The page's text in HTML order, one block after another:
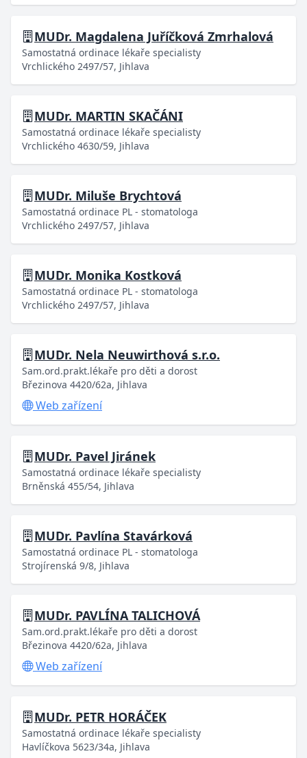
MUDr. Magdalena Juříčková Zmrhalová
Samostatná ordinace lékaře specialisty
Vrchlického 2497/57, Jihlava
MUDr. MARTIN SKAČÁNI
Samostatná ordinace lékaře specialisty
Vrchlického 4630/59, Jihlava
MUDr. Miluše Brychtová
Samostatná ordinace PL - stomatologa
Vrchlického 2497/57, Jihlava
MUDr. Monika Kostková
Samostatná ordinace PL - stomatologa
Vrchlického 2497/57, Jihlava
MUDr. Nela Neuwirthová s.r.o.
Sam.ord.prakt.lékaře pro děti a dorost
Březinova 4420/62a, Jihlava
Web zařízení
MUDr. Pavel Jiránek
Samostatná ordinace lékaře specialisty
Brněnská 455/54, Jihlava
MUDr. Pavlína Stavárková
Samostatná ordinace PL - stomatologa
Strojírenská 9/8, Jihlava
MUDr. PAVLÍNA TALICHOVÁ
Sam.ord.prakt.lékaře pro děti a dorost
Březinova 4420/62a, Jihlava
Web zařízení
MUDr. PETR HORÁČEK
Samostatná ordinace lékaře specialisty
Havlíčkova 5623/34a, Jihlava